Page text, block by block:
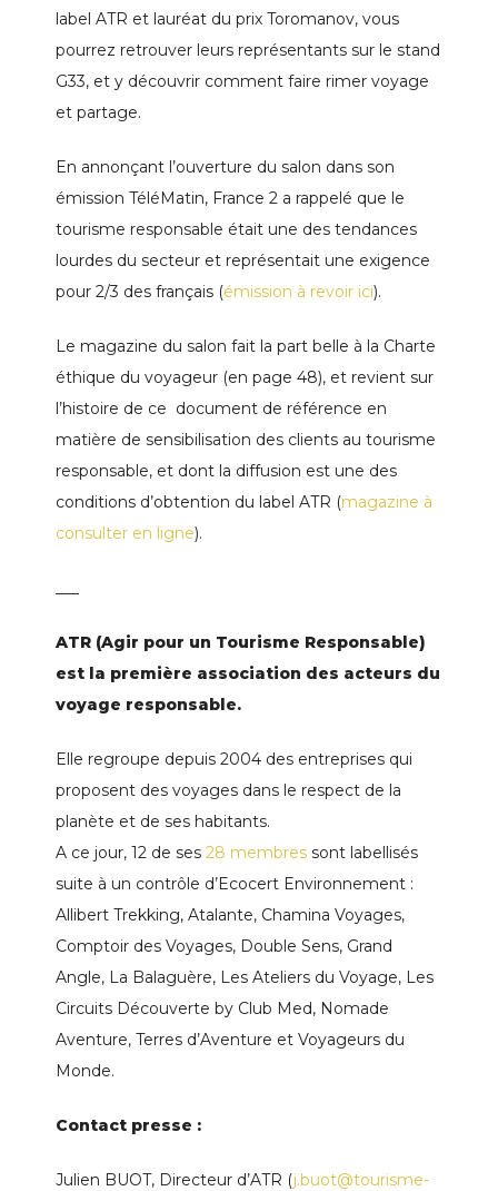
label ATR et lauréat du prix Toromanov, vous
pourrez retrouver leurs représentants sur le stand
G33, et y découvrir comment faire rimer voyage
et partage.
En annonçant l’ouverture du salon dans son
émission TéléMatin, France 2 a rappelé que le
tourisme responsable était une des tendances
lourdes du secteur et représentait une exigence
pour 2/3 des français (émission à revoir ici).
Le magazine du salon fait la part belle à la Charte
éthique du voyageur (en page 48), et revient sur
l’histoire de ce document de référence en
matière de sensibilisation des clients au tourisme
responsable, et dont la diffusion est une des
conditions d’obtention du label ATR (magazine à
consulter en ligne).
ATR (Agir pour un Tourisme Responsable)
est la première association des acteurs du
voyage responsable.
Elle regroupe depuis 2004 des entreprises qui
proposent des voyages dans le respect de la
planète et de ses habitants.
A ce jour, 12 de ses 28 membres sont labellisés
suite à un contrôle d’Ecocert Environnement :
Allibert Trekking, Atalante, Chamina Voyages,
Comptoir des Voyages, Double Sens, Grand
Angle, La Balaguère, Les Ateliers du Voyage, Les
Circuits Découverte by Club Med, Nomade
Aventure, Terres d’Aventure et Voyageurs du
Monde.
Contact presse :
Julien BUOT, Directeur d’ATR (j.buot@tourisme-